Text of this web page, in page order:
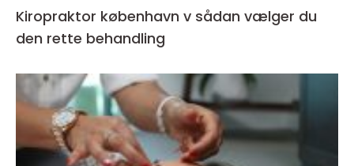
Kiropraktor københavn v sådan vælger du
den rette behandling